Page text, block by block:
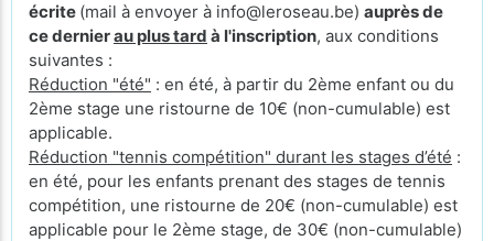
écrite (mail à envoyer à info@leroseau.be) auprès de
ce dernierau plus tard à l'inscription, aux conditions
suivantes :
Réduction "été" : en été, à partir du 2ème enfant ou du
2ème stage une ristourne de 10€ (non-cumulable) est
applicable.
Réduction "tennis compétition" durant les stages d’été :
en été, pour les enfants prenant des stages de tennis
compétition, une ristourne de 20€ (non-cumulable) est
applicable pour le 2ème stage, de 30€ (non-cumulable)